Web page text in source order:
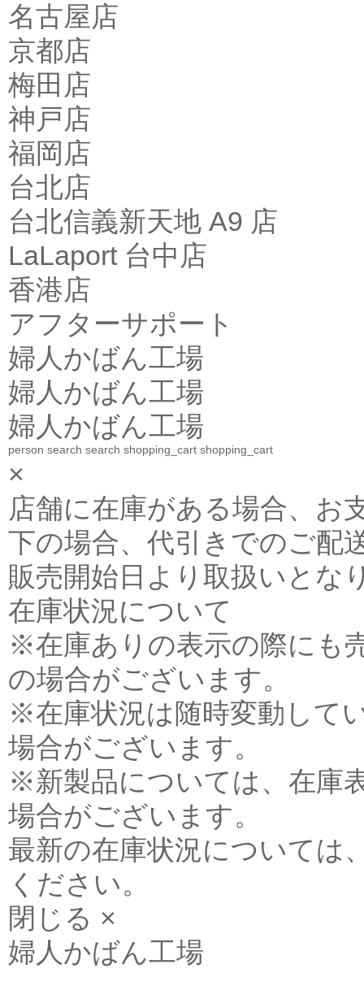
名古屋店
京都店
梅田店
神戸店
福岡店
台北店
台北信義新天地 A9 店
LaLaport 台中店
香港店
アフターサポート
婦人かばん工場
婦人かばん工場
婦人かばん工場
person search search shopping_cart shopping_cart
×
店舗に在庫がある場合、お
下の場合、代引きでのご配
販売開始日より取扱いとな
在庫状況について
※在庫ありの表示の際にも
の場合がございます。
※在庫状況は随時変動して
場合がございます。
※新製品については、在庫
場合がございます。
最新の在庫状況については
ください。
閉じる ×
婦人かばん工場